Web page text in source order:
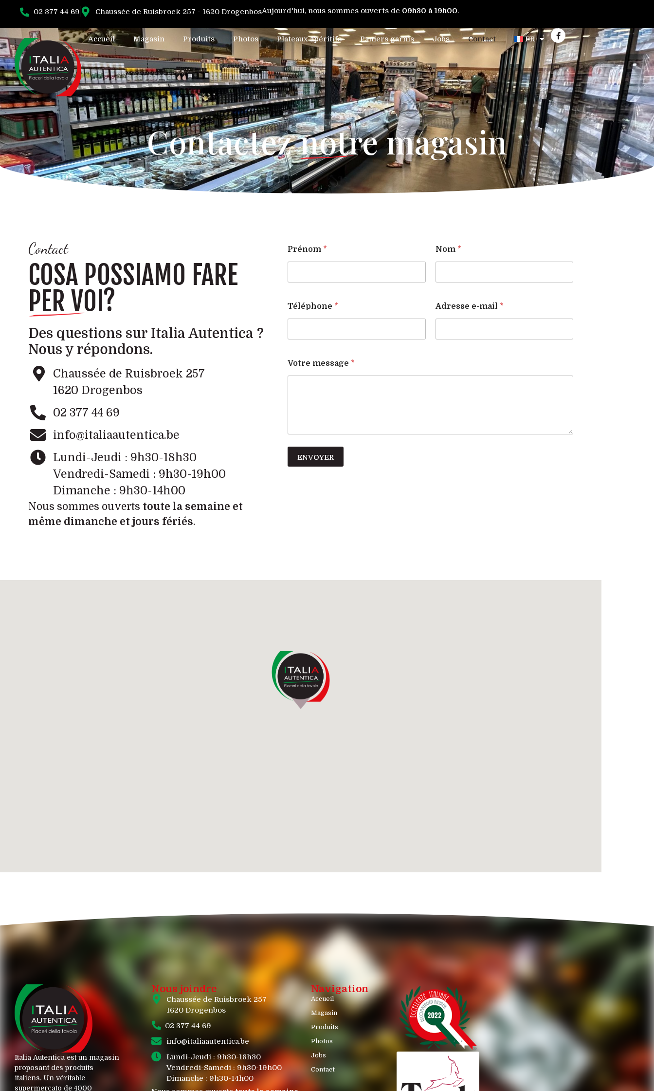
02 377 44 69 Chaussée de Ruisbroek 257 - 1620 DrogenbosAujourd'hui, nous sommes ouverts de 09h30 à 19h00.
Accueil Magasin Produits Photos Plateaux apéritifs Paniers garnis Jobs Contact FR
Contactez notre magasin
Contact
COSA POSSIAMO FARE
PER VOI?
Des questions sur Italia Autentica ?
Nous y répondons.
Chaussée de Ruisbroek 257
1620 Drogenbos
02 377 44 69
info@italiaautentica.be
Lundi-Jeudi : 9h30-18h30
Vendredi-Samedi : 9h30-19h00
Dimanche : 9h30-14h00
Nous sommes ouverts toute la semaine et
même dimanche et jours fériés.
Prénom * Nom *
Téléphone * Adresse e-mail *
Votre message *
ENVOYER
Italia Autentica est un magasin
proposant des produits
italiens. Un véritable
supermercato de 4000
Nous joindre
Chaussée de Ruisbroek 257
1620 Drogenbos
02 377 44 69
info@italiaautentica.be
Lundi-Jeudi : 9h30-18h30
Vendredi-Samedi : 9h30-19h00
Dimanche : 9h30-14h00
Navigation
Accueil
Magasin
Produits
Photos
Jobs
Contact